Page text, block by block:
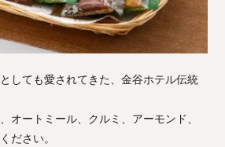
しても愛されてきた、金谷ホテル伝統
オートミール、クルミ、アーモンド、
ださい。